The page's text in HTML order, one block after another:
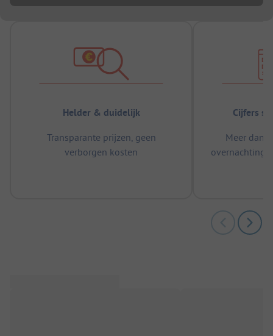
Helder & duidelijk
Transparante prijzen, geen
verborgen kosten
Cijfers
Meer dan